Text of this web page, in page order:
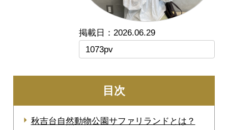
2026.06.29
1073pv
目次
秋吉台自然動物公園サファリランドとは？